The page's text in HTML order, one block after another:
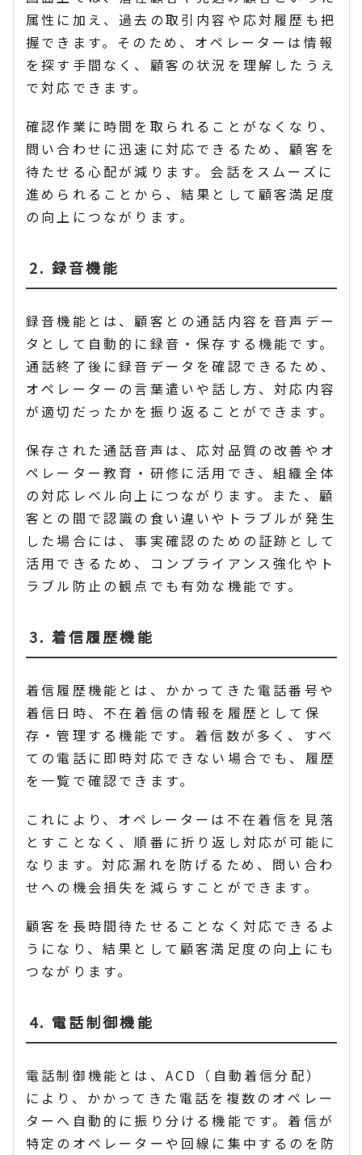
属性に加え、過去の取引内容や応対履歴も把
握できます。そのため、オペレーターは情報
を探す手間なく、顧客の状況を理解したうえ
で対応できます。
確認作業に時間を取られることがなくなり、
問い合わせに迅速に対応できるため、顧客を
待たせる心配が減ります。会話をスムーズに
進められることから、結果として顧客満足度
の向上につながります。
2. 録音機能
録音機能とは、顧客との通話内容を音声デー
タとして自動的に録音・保存する機能です。
通話終了後に録音データを確認できるため、
オペレーターの言葉遣いや話し方、対応内容
が適切だったかを振り返ることができます。
保存された通話音声は、応対品質の改善やオ
ペレーター教育・研修に活用でき、組織全体
の対応レベル向上につながります。また、顧
客との間で認識の食い違いやトラブルが発生
した場合には、事実確認のための証跡として
活用できるため、コンプライアンス強化やト
ラブル防止の観点でも有効な機能です。
3. 着信履歴機能
着信履歴機能とは、かかってきた電話番号や
着信日時、不在着信の情報を履歴として保
存・管理する機能です。着信数が多く、すべ
ての電話に即時対応できない場合でも、履歴
を一覧で確認できます。
これにより、オペレーターは不在着信を見落
とすことなく、順番に折り返し対応が可能に
なります。対応漏れを防げるため、問い合わ
せへの機会損失を減らすことができます。
顧客を長時間待たせることなく対応できるよ
うになり、結果として顧客満足度の向上にも
つながります。
4. 電話制御機能
電話制御機能とは、ACD（自動着信分配）
により、かかってきた電話を複数のオペレー
ターへ自動的に振り分ける機能です。着信が
特定のオペレーターや回線に集中するのを防